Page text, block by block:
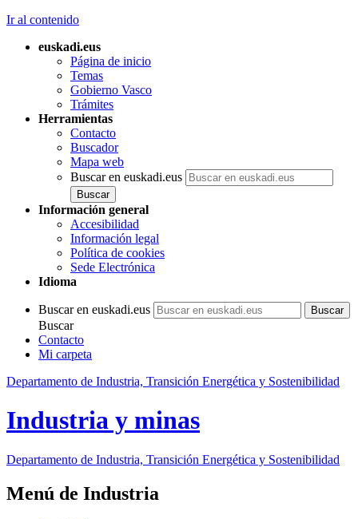
Ir al contenido
euskadi.eus
Página de inicio
Temas
Gobierno Vasco
Trámites
Herramientas
Contacto
Buscador
Mapa web
Buscar en euskadi.eus
Información general
Accesibilidad
Información legal
Política de cookies
Sede Electrónica
Idioma
Buscar en euskadi.eus
Buscar
Contacto
Mi carpeta
Departamento de Industria, Transición Energética y Sostenibilidad
Industria y minas
Departamento de Industria, Transición Energética y Sostenibilidad
Menú de Industria